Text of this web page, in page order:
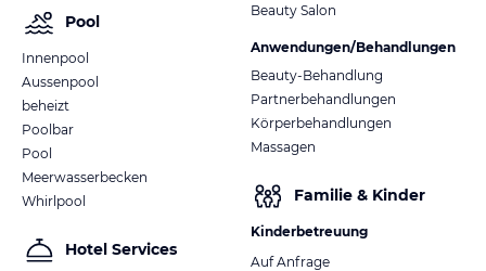
Pool
Innenpool
Aussenpool
beheizt
Poolbar
Pool
Meerwasserbecken
Whirlpool
Hotel Services
Beauty Salon
Anwendungen/Behandlungen
Beauty-Behandlung
Partnerbehandlungen
Körperbehandlungen
Massagen
Familie & Kinder
Kinderbetreuung
Auf Anfrage